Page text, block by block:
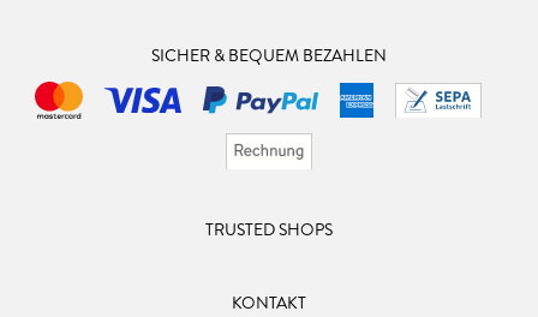
SICHER & BEQUEM BEZAHLEN
TRUSTED SHOPS
KONTAKT